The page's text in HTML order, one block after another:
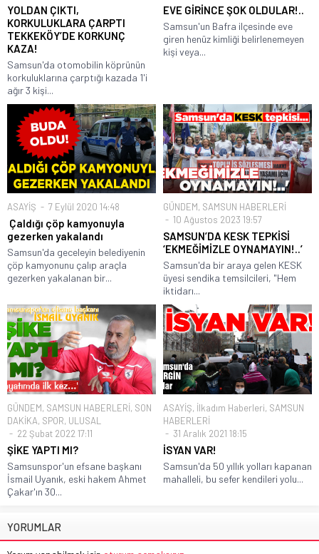
YOLDAN ÇIKTI,
KORKULUKLARA ÇARPTI
TEKKEKÖY’DE KORKUNÇ
KAZA!
Samsun'da otomobilin köprünün
korkuluklarına çarptığı kazada 1'i
ağır 3 kişi...
EVE GİRİNCE ŞOK OLDULAR!..
Samsun'un Bafra ilçesinde eve
giren henüz kimliği belirlenemeyen
kişi veya...
ASAYİŞ 7 Eylül 2020 14:48
Çaldığı çöp kamyonuyla
gezerken yakalandı
Samsun'da geceleyin belediyenin
çöp kamyonunu çalıp araçla
gezerken yakalanan bir...
GÜNDEM, SAMSUN HABERLERİ
10 Ağustos 2023 19:57
SAMSUN’DA KESK TEPKİSİ
‘EKMEĞİMİZLE OYNAMAYIN!..’
Samsun'da bir araya gelen KESK
üyesi sendika temsilcileri, "Hem
iktidarı...
GÜNDEM, SAMSUN HABERLERİ, SON
DAKİKA, SPOR, ULUSAL
22 Şubat 2022 17:11
ŞİKE YAPTI MI?
Samsunspor'un efsane başkanı
İsmail Uyanık, eski hakem Ahmet
Çakar'ın 30...
ASAYİŞ, İlkadım Haberleri, SAMSUN
HABERLERİ
31 Aralık 2021 18:15
İSYAN VAR!
Samsun'da 50 yıllık yolları kapanan
mahalleli, bu sefer kendileri yolu...
YORUMLAR